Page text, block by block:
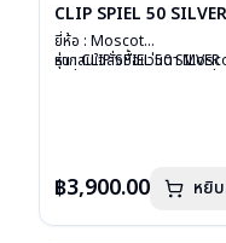
CLIP SPIEL 50 SILVER
ยี่ห้อ : Moscot
รุ่น : CLIP SPIEL 50 SILVER
การรับประกัน : 1 ปี
หากสนใจสั่งชื้อแว่นตา
฿3,900.00 หยิบ